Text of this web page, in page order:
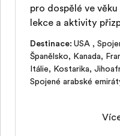
pro dospělé ve
lekce a aktivity
Destinace: USA ,
Španělsko, Kanada,
Itálie, Kostarika,
Spojené arabské